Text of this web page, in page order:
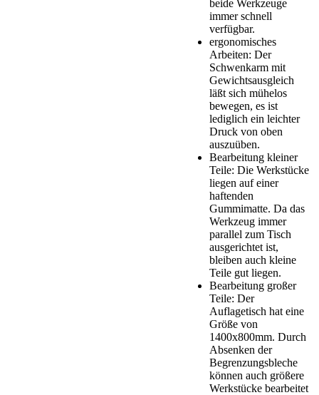
beide Werkzeuge
immer schnell
verfügbar.
ergonomisches
Arbeiten: Der
Schwenkarm mit
Gewichtsausgleich
läßt sich mühelos
bewegen, es ist
lediglich ein leichter
Druck von oben
auszuüben.
Bearbeitung kleiner
Teile: Die Werkstücke
liegen auf einer
haftenden
Gummimatte. Da das
Werkzeug immer
parallel zum Tisch
ausgerichtet ist,
bleiben auch kleine
Teile gut liegen.
Bearbeitung großer
Teile: Der
Auflagetisch hat eine
Größe von
1400x800mm. Durch
Absenken der
Begrenzungsbleche
können auch größere
Werkstücke bearbeitet